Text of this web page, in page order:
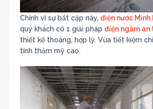
Chính vì sự bất cập này, điện nước Minh
quý khách có 1 giải pháp điện ngầm an
thiết kế thoáng, hợp lý. Vừa tiết kiệm
tính thảm mỹ cao.